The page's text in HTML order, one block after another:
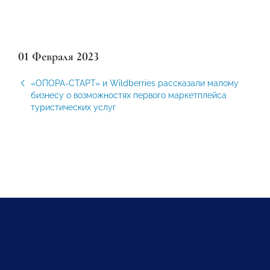
01 Февраля 2023
«ОПОРА-СТАРТ» и Wildberries рассказали малому
бизнесу о возможностях первого маркетплейса
туристических услуг